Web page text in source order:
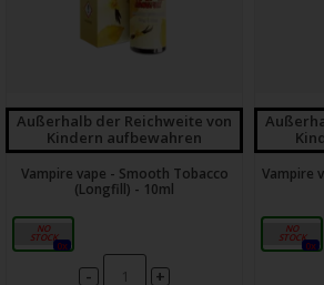
Außerhalb der Reichweite von
Kindern aufbewahren
Vampire vape - Smooth Tobacco
(Longfill) - 10ml
14ml
0x
- +
Vampire
14ml
0x